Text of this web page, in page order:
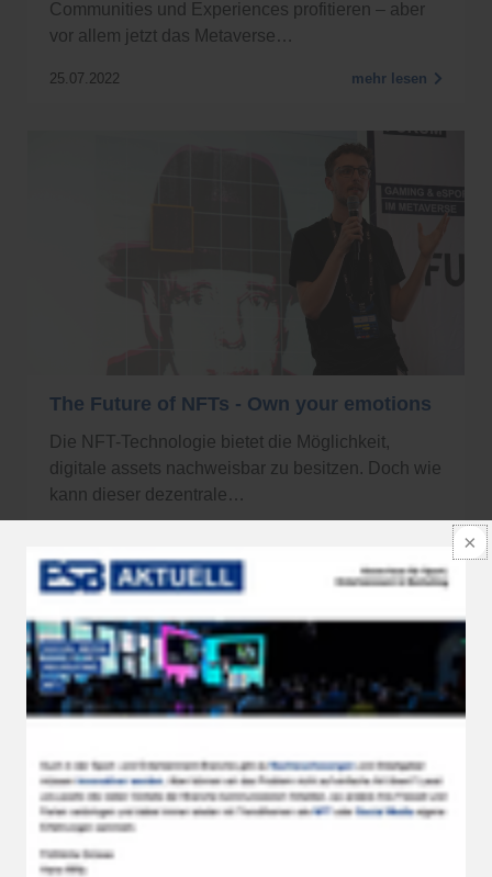
Communities und Experiences profitieren – aber
vor allem jetzt das Metaverse…
25.07.2022 mehr lesen
The Future of NFTs - Own your emotions
Die NFT-Technologie bietet die Möglichkeit,
digitale assets nachweisbar zu besitzen. Doch wie
kann dieser dezentrale…
eSport-Sponsoring: gekommen, um zu